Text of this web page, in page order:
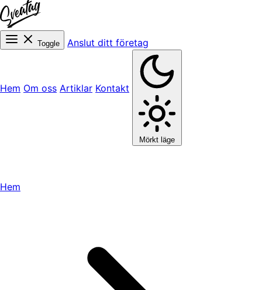
Toggle Anslut ditt företag
Hem Om oss Artiklar Kontakt
Mörkt läge
Hem